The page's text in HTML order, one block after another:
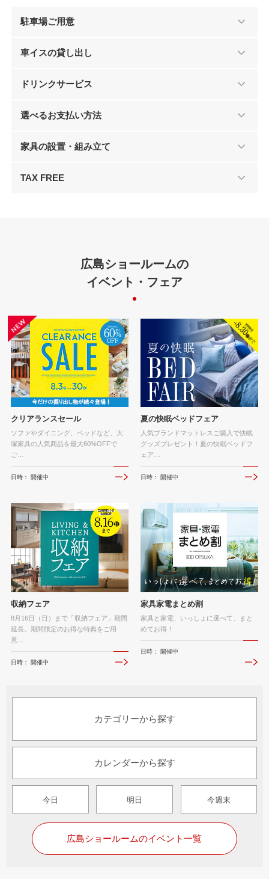
駐車場ご用意
車イスの貸し出し
ドリンクサービス
選べるお支払い方法
家具の設置・組み立て
TAX FREE
広島ショールームの
イベント・フェア
クリアランスセール
ソファやダイニング、ベッドなど、大
塚家具の人気商品を最大60%OFFで
ご…
日時： 開催中
夏の快眠ベッドフェア
人気ブランドマットレスご購入で快眠
グッズプレゼント！夏の快眠ベッドフ
ェア…
日時： 開催中
収納フェア
8月16日（日）まで「収納フェア」期間
延長。期間限定のお得な特典をご用
意…
日時： 開催中
家具家電まとめ割
家具と家電、いっしょに選べて、まと
めてお得！
日時： 開催中
カテゴリーから探す
カレンダーから探す
今日 明日 今週末
広島ショールームのイベント一覧